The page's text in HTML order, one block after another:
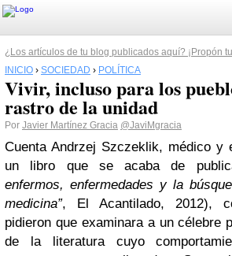
¿Los artículos de tu blog publicados aquí? ¡Propón
INICIO › SOCIEDAD › POLÍTICA
Vivir, incluso para los
rastro de la unidad
Por Javier Martínez Gracia @JaviMgracia
Cuenta Andrzej Szczeklik, médico y
un libro que se acaba de
enfermos, enfermedades y la
medicina”, El Acantilado, 2012),
pidieron que examinara a un célebre
de la literatura cuyo